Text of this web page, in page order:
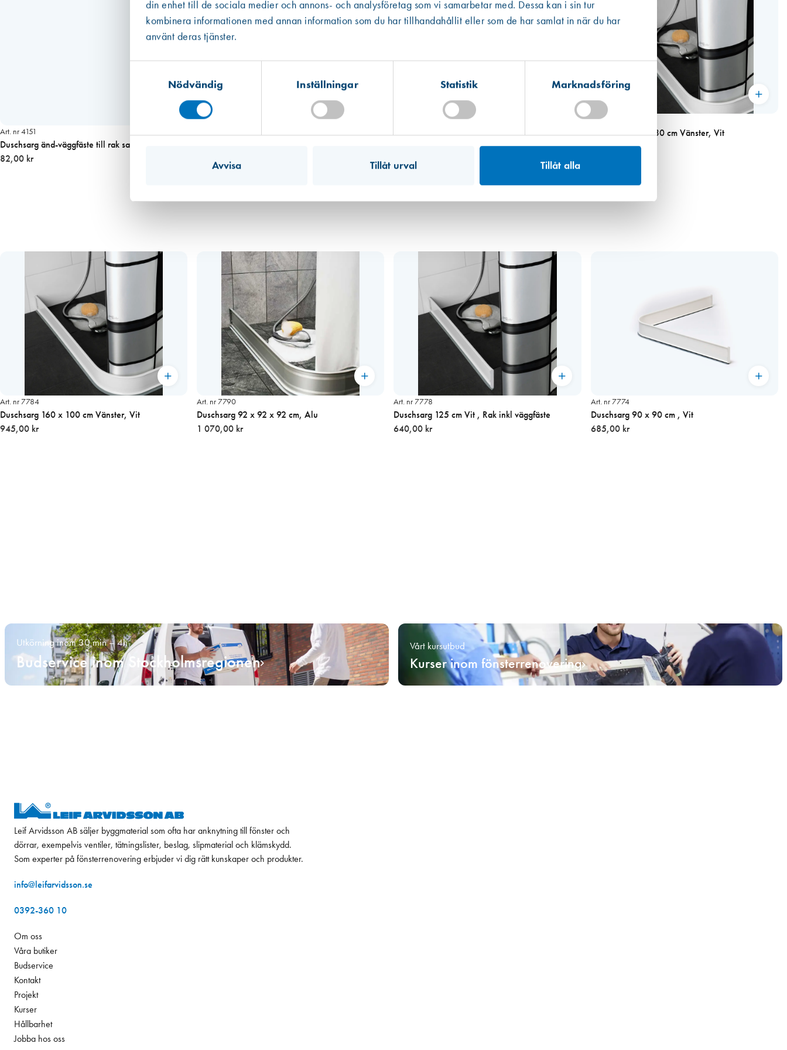
din enhet till de sociala medier och annons- och analysföretag som vi samarbetar med. Dessa kan i sin tur
kombinera informationen med annan information som du har tillhandahållit eller som de har samlat in när du har
använt deras tjänster.
Nödvändig
Inställningar Statistik Marknadsföring
Avvisa Tillåt urval Tillåt alla
Art. nr 4151
Duschsarg änd-väggfäste till rak sarg Vit
82,00 kr
Duschsarg 92 x 92 x 92 cm, Vit
Art. nr 7783
Duschsarg 115 x 30 cm Vänster, Vit
535,00 kr
Art. nr 7784
Duschsarg 160 x 100 cm Vänster, Vit
945,00 kr
Art. nr 7790
Duschsarg 92 x 92 x 92 cm, Alu
1 070,00 kr
Art. nr 7778
Duschsarg 125 cm Vit , Rak inkl väggfäste
640,00 kr
Art. nr 7774
Duschsarg 90 x 90 cm , Vit
685,00 kr
Utkörning inom 30 min – 4h
Budservice inom Stockholmsregionen
Vårt kursutbud
Kurser inom fönsterrenovering
Leif Arvidsson AB säljer byggmaterial som ofta har anknytning till fönster och
dörrar, exempelvis ventiler, tätningslister, beslag, slipmaterial och klämskydd.
Som experter på fönsterrenovering erbjuder vi dig rätt kunskaper och produkter.
info@leifarvidsson.se
0392-360 10
Om oss
Våra butiker
Budservice
Kontakt
Projekt
Kurser
Hållbarhet
Jobba hos oss
Västberga
Finns i lager (40 st)
Hitta hit
Hitta hit
Mullsjö (lager)
Finns i lager (1927 st)
Hitta hit